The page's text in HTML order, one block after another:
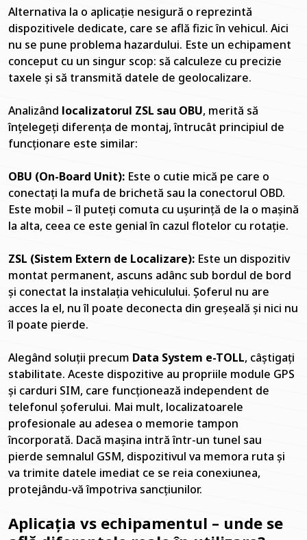
Alternativa la o aplicație nesigură o reprezintă
dispozitivele dedicate, care se află fizic în vehicul. Aici
nu se pune problema hazardului. Este un echipament
conceput cu un singur scop: să calculeze cu precizie
taxele și să transmită datele de geolocalizare.
Analizând localizatorul ZSL sau OBU, merită să
înțelegeți diferența de montaj, întrucât principiul de
funcționare este similar:
OBU (On-Board Unit): Este o cutie mică pe care o
conectați la mufa de brichetă sau la conectorul OBD.
Este mobil – îl puteți comuta cu ușurință de la o mașină
la alta, ceea ce este genial în cazul flotelor cu rotație.
ZSL (Sistem Extern de Localizare): Este un dispozitiv
montat permanent, ascuns adânc sub bordul de bord
și conectat la instalația vehiculului. Șoferul nu are
acces la el, nu îl poate deconecta din greșeală și nici nu
îl poate pierde.
Alegând soluții precum Data System e-TOLL, câștigați
stabilitate. Aceste dispozitive au propriile module GPS
și carduri SIM, care funcționează independent de
telefonul șoferului. Mai mult, localizatoarele
profesionale au adesea o memorie tampon
încorporată. Dacă mașina intră într-un tunel sau
pierde semnalul GSM, dispozitivul va memora ruta și
va trimite datele imediat ce se reia conexiunea,
protejându-vă împotriva sancțiunilor.
Aplicația vs echipamentul – unde se